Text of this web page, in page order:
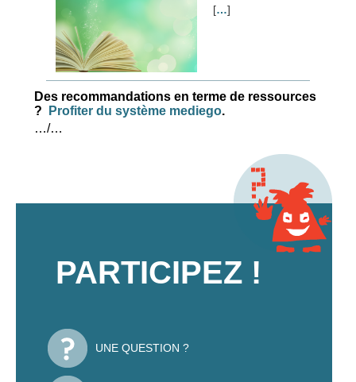
[…]
Des recommandations en terme de ressources
?
Profiter du système mediego.
…/…
PARTICIPEZ !
UNE QUESTION ?